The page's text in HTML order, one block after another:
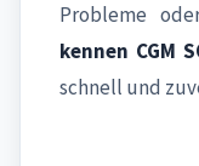
Probleme
kennen CGM
schnell und